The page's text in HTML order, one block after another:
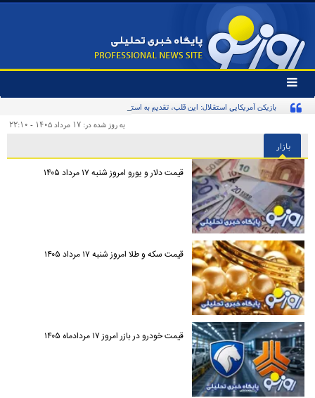
تغییر
وضعیت
منوی
ها
بازیکن آمریکایی استقلال: این قلب، تقدیم به استقلال و استقلالی‌ها/ تیم‌ملی ایران پیشنهاد
به روز شده در: ۱۷ مرداد ۱۴۰۵ - ۲۲:۱۰
بازار
قیمت دلار و یورو امروز شنبه ۱۷ مرداد ۱۴۰۵
قیمت سکه و طلا امروز شنبه ۱۷ مرداد ۱۴۰۵
قیمت خودرو در بازر امروز ۱۷ مردادماه ۱۴۰۵